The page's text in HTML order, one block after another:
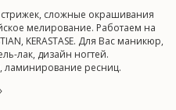
стрижек, сложные окрашивания
мелирование. Работаем на
KERASTASE. Для Вас маникюр,
лак, дизайн ногтей.
ресниц.